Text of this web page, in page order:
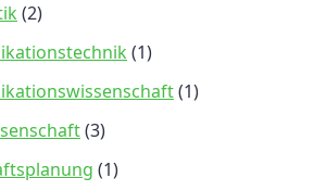
(2)
(1)
(1)
(3)
(1)